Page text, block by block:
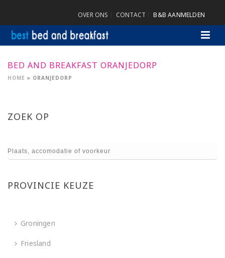
OVER ONS CONTACT B&B AANMELDEN
BED AND BREAKFAST ORANJEDORP
HOME » ORANJEDORP
ZOEK OP
PROVINCIE KEUZE
Groningen
Friesland